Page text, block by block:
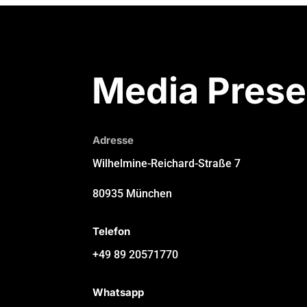
Media
Adresse
Wilhelmine-Reichard-Straße 7
80935 München
Telefon
+49 89 20571770
Whatsapp